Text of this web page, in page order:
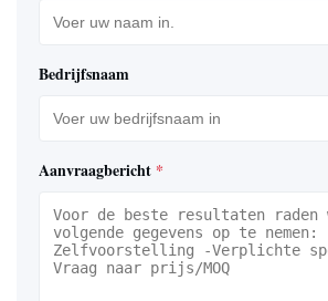
Bedrijfsnaam
Aanvraagbericht *